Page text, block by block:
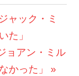
ャック・ミ
た」
ョアン・ミル
かった」